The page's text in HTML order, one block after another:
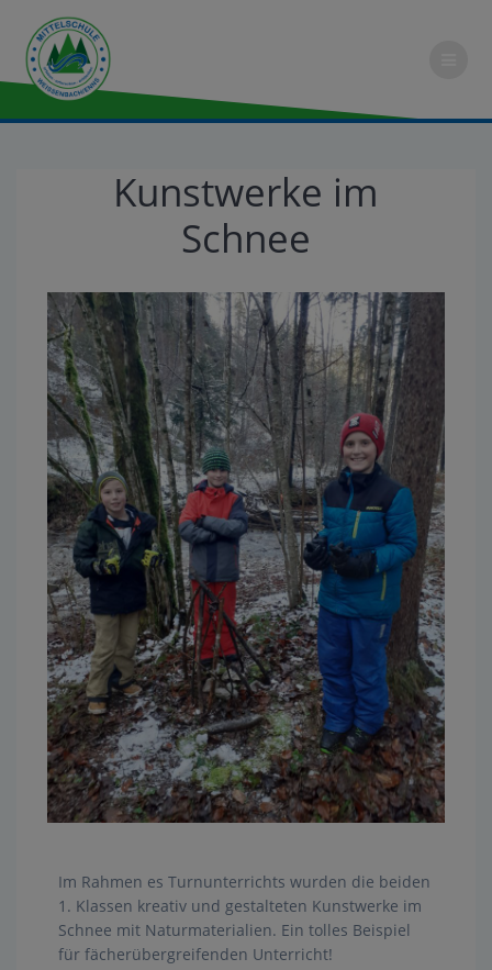
Kunstwerke im
Schnee
Im Rahmen es Turnunterrichts wurden die beiden
1. Klassen kreativ und gestalteten Kunstwerke im
Schnee mit Naturmaterialien. Ein tolles Beispiel
für fächerübergreifenden Unterricht!